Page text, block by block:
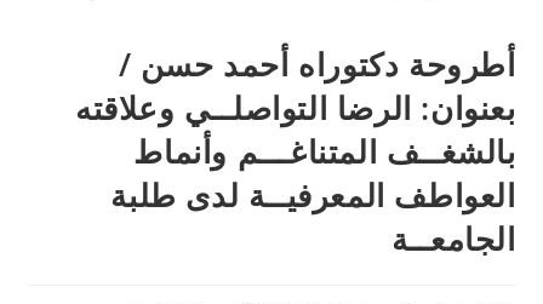
أطروحة دكتوراه أحمد حسن /
بعنوان: الرضا التواصلــي وعلاقته
بالشغــف المتناغـــم وأنماط
العواطف المعرفيــة لدى طلبة
الجامعــة